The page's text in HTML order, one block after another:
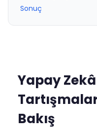
Sonuç
Yapay
Bakış